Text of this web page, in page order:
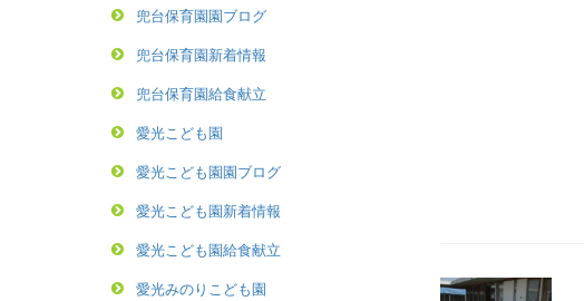
兜台保育園園ブログ
兜台保育園新着情報
兜台保育園給食献立
愛光こども園
愛光こども園園ブログ
愛光こども園新着情報
愛光こども園給食献立
愛光みのりこども園